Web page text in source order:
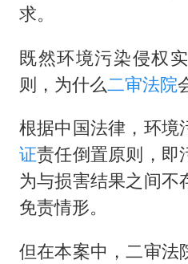
求。
既然环境污染侵权
则，为什么二审法院
根据中国法律，环境
证责任倒置原则，即
为与损害结果之间不
免责情形。
但在本案中，二审法